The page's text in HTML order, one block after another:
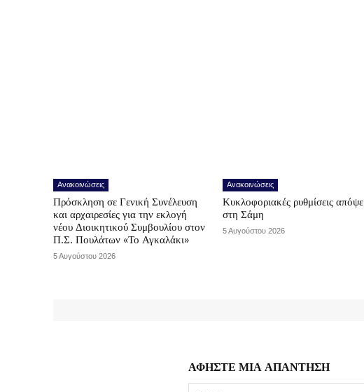
Ανακοινώσεις
Πρόσκληση σε Γενική Συνέλευση
και αρχαιρεσίες για την εκλογή
νέου Διοικητικού Συμβουλίου στον
Π.Σ. Πουλάτων «Το Αγκαλάκι»
5 Αυγούστου 2026
Ανακοινώσεις
Κυκλοφοριακές ρυθμίσεις απόψε
στη Σάμη
5 Αυγούστου 2026
ΑΦΗΣΤΕ ΜΙΑ ΑΠΑΝΤΗΣΗ